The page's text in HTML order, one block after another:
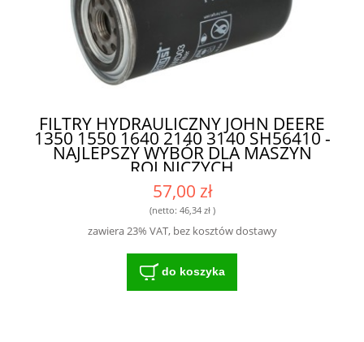
FILTRY HYDRAULICZNY JOHN DEERE
1350 1550 1640 2140 3140 SH56410 -
NAJLEPSZY WYBÓR DLA MASZYN
ROLNICZYCH
57,00 zł
(netto: 46,34 zł)
zawiera 23% VAT, bez kosztów dostawy
do koszyka